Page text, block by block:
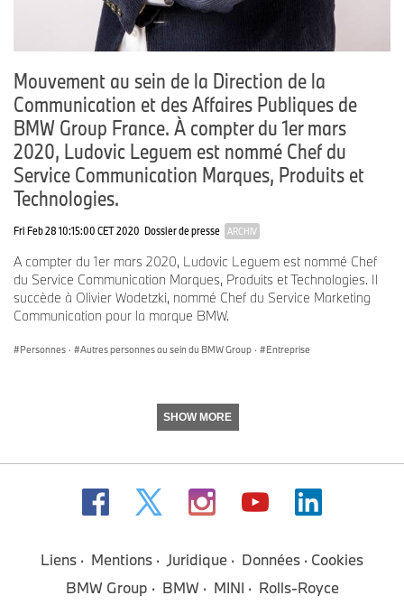
Mouvement au sein de la Direction de la
Communication et des Affaires Publiques de
BMW Group France. À compter du 1er mars
2020, Ludovic Leguem est nommé Chef du
Service Communication Marques, Produits et
Technologies.
Fri Feb 28 10:15:00 CET 2020 Dossier de presse ARCHIV
A compter du 1er mars 2020, Ludovic Leguem est nommé Chef
du Service Communication Marques, Produits et Technologies. Il
succède à Olivier Wodetzki, nommé Chef du Service Marketing
Communication pour la marque BMW.
Personnes · Autres personnes au sein du BMW Group · Entreprise
SHOW MORE
Liens Mentions Juridique Données
Cookies
BMW Group
BMW MINI Rolls-Royce